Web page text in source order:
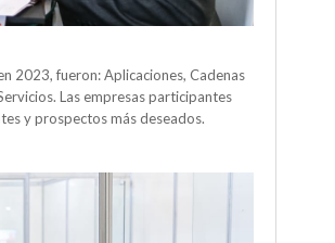
2023, fueron: Aplicaciones, Cadenas
Las empresas participantes
y prospectos más deseados.